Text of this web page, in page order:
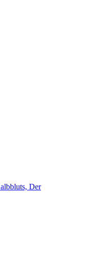
Der